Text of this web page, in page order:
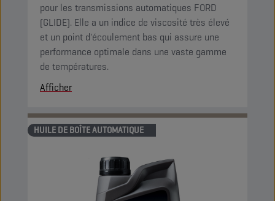
pour les transmissions automatiques FORD
(GLIDE). Elle a un indice de viscosité très élevé
et un point d'écoulement bas qui assure une
performance optimale dans une vaste gamme
de températures.
Afficher
HUILE DE BOÎTE AUTOMATIQUE